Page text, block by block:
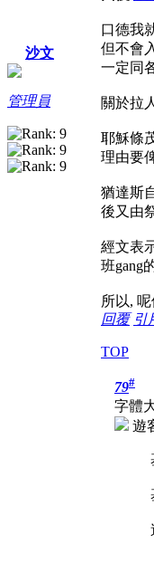
沙文
管理員
口德我
但不會
一定同
關於拉
耶穌條
理由要
猶達斯
後又由
經文表
班gang
所以,
回覆 引
TOP
79#
字體
遊